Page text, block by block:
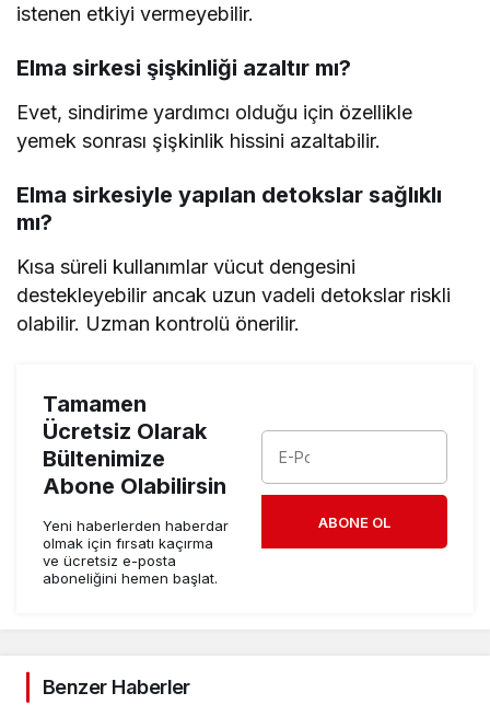
istenen etkiyi vermeyebilir.
Elma sirkesi şişkinliği azaltır mı?
Evet, sindirime yardımcı olduğu için özellikle
yemek sonrası şişkinlik hissini azaltabilir.
Elma sirkesiyle yapılan detokslar sağlıklı
mı?
Kısa süreli kullanımlar vücut dengesini
destekleyebilir ancak uzun vadeli detokslar riskli
olabilir. Uzman kontrolü önerilir.
Tamamen
Ücretsiz Olarak
Bültenimize
Abone Olabilirsin
Yeni haberlerden haberdar
olmak için fırsatı kaçırma
ve ücretsiz e-posta
aboneliğini hemen başlat.
ABONE OL
Benzer Haberler